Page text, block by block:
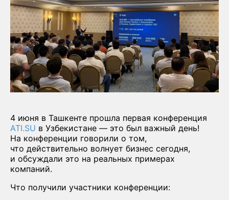
4 июня в Ташкенте прошла первая конференция
ATI.SU в Узбекистане — это был важный день!
На конференции говорили о том,
что действительно волнует бизнес сегодня,
и обсуждали это на реальных примерах
компаний.
Что получили участники конференции: